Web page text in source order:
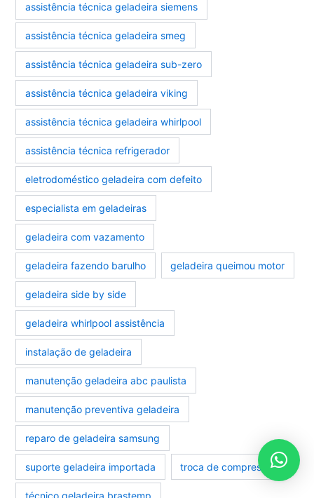
assistência técnica geladeira siemens
assistência técnica geladeira smeg
assistência técnica geladeira sub-zero
assistência técnica geladeira viking
assistência técnica geladeira whirlpool
assistência técnica refrigerador
eletrodoméstico geladeira com defeito
especialista em geladeiras
geladeira com vazamento
geladeira fazendo barulho geladeira queimou motor
geladeira side by side
geladeira whirlpool assistência
instalação de geladeira
manutenção geladeira abc paulista
manutenção preventiva geladeira
reparo de geladeira samsung
suporte geladeira importada troca de compressor